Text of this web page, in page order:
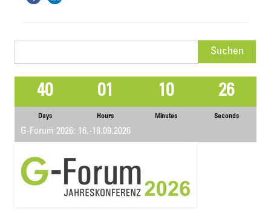
40
Days
01
Hours
10
Minutes
26
Seconds
G-Forum 2026: 16.-18.09.2026